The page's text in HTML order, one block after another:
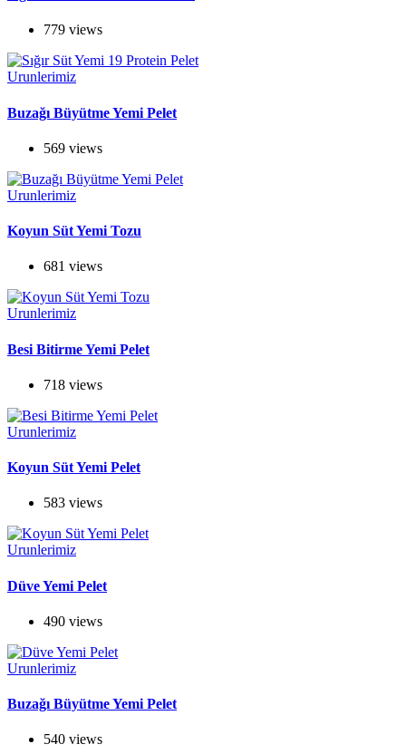
779 views
Urunlerimiz
Buzağı Büyütme Yemi Pelet
569 views
Urunlerimiz
Koyun Süt Yemi Tozu
681 views
Urunlerimiz
Besi Bitirme Yemi Pelet
718 views
Urunlerimiz
Koyun Süt Yemi Pelet
583 views
Urunlerimiz
Düve Yemi Pelet
490 views
Urunlerimiz
Buzağı Büyütme Yemi Pelet
540 views